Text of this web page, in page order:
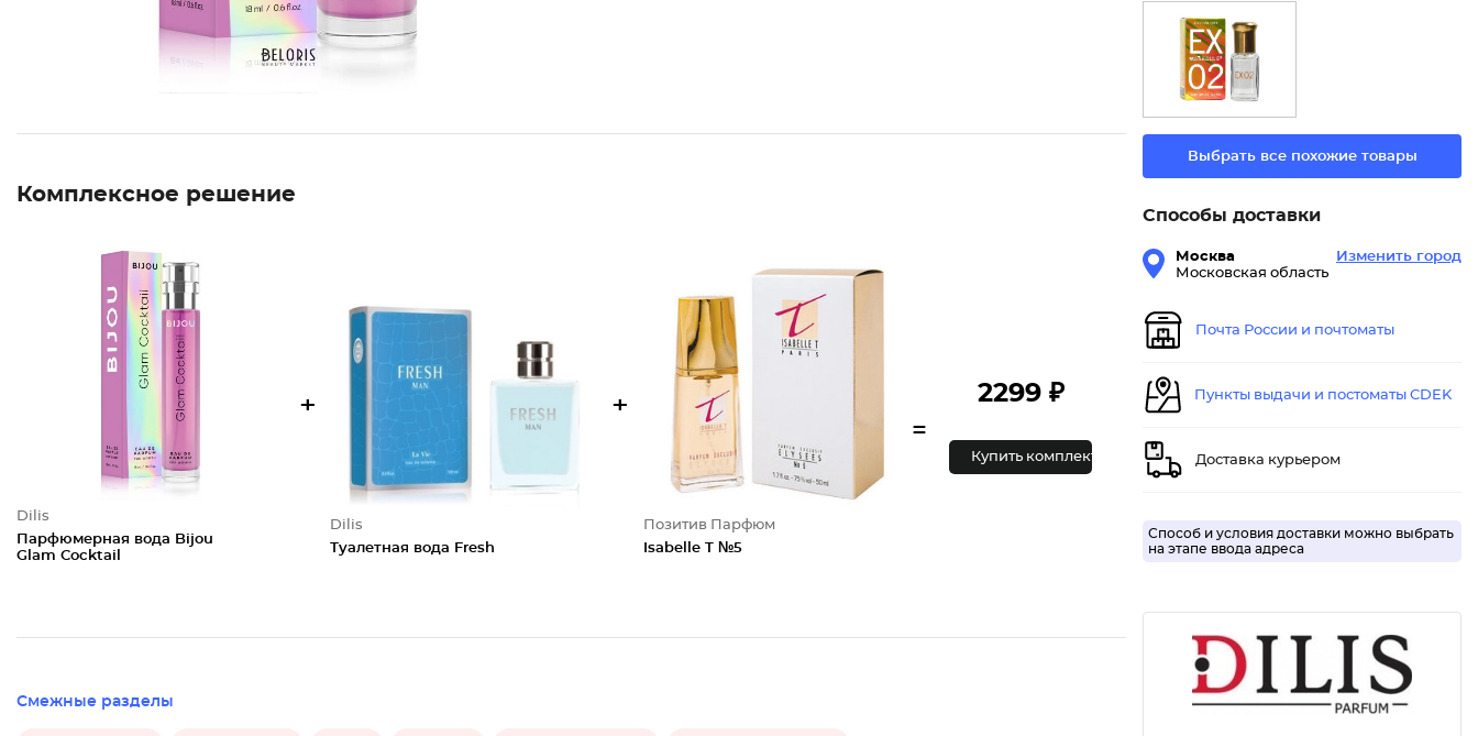
Комплексное решение
Dilis
Парфюмерная вода Bijou
Glam Cocktail
+
Dilis
Туалетная вода Fresh
+
Позитив Парфюм
Isabelle T №5
=
2299 ₽
Купить комплект
Смежные разделы
Выбрать все похожие товары
Способы доставки
Москва
Московская область
Изменить город
Почта России и почтоматы
Пункты выдачи и постоматы CDEK
Доставка курьером
Способ и условия доставки можно выбрать
на этапе ввода адреса